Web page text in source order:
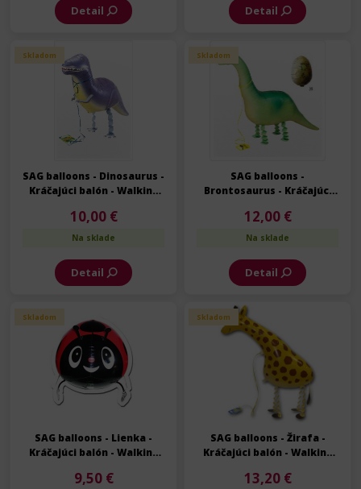
Detail Detail
Skladom
SAG balloons - Dinosaurus -
Kráčajúci balón - Walking
10,00 €
Na sklade
Detail
Skladom
SAG balloons -
Brontosaurus - Kráčajúci
114 cm
12,00 €
Na sklade
Detail
Skladom
SAG balloons - Lienka -
Kráčajúci balón - Walking
9,50 €
Skladom
SAG balloons - Žirafa -
Kráčajúci balón - Walking
13,20 €